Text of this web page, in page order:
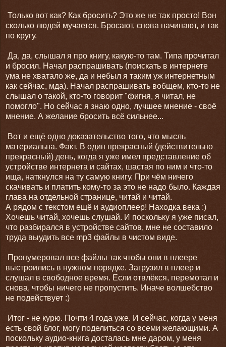
Только вот как? Как бросить? Это же не так просто! Вон
сколько людей мучается. Бросают, снова начинают, и так
по кругу.
Да, да, слышал я про книгу, какую-то там. Типа прочитал
и бросил. Начал распрашивать (поискать в интернете
ума не хватало же, да и небыл я таким уж интернетным
как сейчас, мда). Начал распрашивать вобщем, кто-то не
слышал о такой, кто-то говорит "фигня, я читал, не
помогло". Но сейчас я знаю одно, лучшее мнение - своё
мнение. А желание бросить всё сильнее...
Вот и ещё одно доказательство того, что мысль
материальна. Факт. В один прекрасный (действительно
прекрасный) день, когда я уже имел представление об
устройстве интернета и сайтах, шастая по ним и что-то
ища, наткнулся на ту самую книгу. При чём ничего
скачивать и платить кому-то за это не надо было. Каждая
глава на отдельной странице, читай и читай.
А рядом с текстом ещё и аудиоплеер! Находка века :)
Хочешь читай, хочешь слушай. И поскольку я уже писал,
что разбирался в устройстве сайтов, мне не составило
труда выудить все mp3 файлы в чистом виде.
Пронумеровал все файлы так чтобы они в плеере
выстроились в нужном порядке. Загрузил в плеер и
слушал в свободное время. Если отвлёкся, перемотал и
снова, чтобы ничего не пропустить. Иначе волшебство
не подействует :)
Итог - не курю. Почти 4 года уже. И сейчас, когда у меня
есть свой блог, могу поделиться со всеми желающими. А
поскольку аудио-книга досталась мне даром, у меня